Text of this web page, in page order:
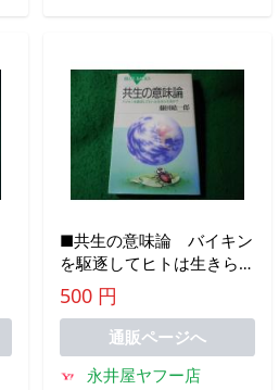
■共生の意味論 バイキン
を駆逐してヒトは生きられ
るか 藤田紘一郎 ブルー
バックス
■FASD2026030405■
500 円
通販ページへ
永井屋ヤフー店